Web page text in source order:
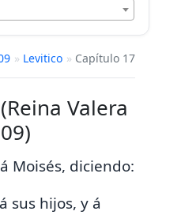
» Levitico » Capítulo 17
Valera
Moisés, diciendo:
sus hijos, y á